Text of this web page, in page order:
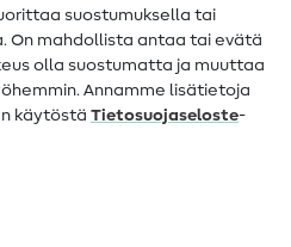
suostumuksella tai
On mahdollista antaa tai evätä
olla suostumatta ja muuttaa
Annamme lisätietoja
käytöstä Tietosuojaseloste-